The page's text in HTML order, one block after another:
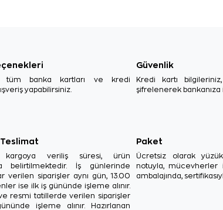
tüm banka kartları ve kredi
yapabilirsiniz.
Güvenlik
Kredi kartı
şifrelenerek bankanıza
kargoya veriliş süresi, ürün
belirtilmektedir. İş günlerinde
verilen siparişler aynı gün, 13.00
ise ilk iş gününde işleme alınır.
resmi tatillerde verilen siparişler
işleme alınır. Hazırlanan
Paket
Ücretsiz olarak
notuyla, mücevherler
ambalajında,